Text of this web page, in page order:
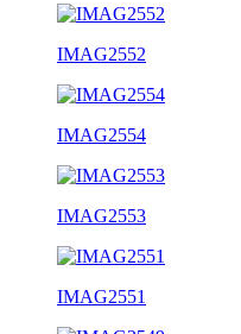
IMAG2552
IMAG2554
IMAG2553
IMAG2551